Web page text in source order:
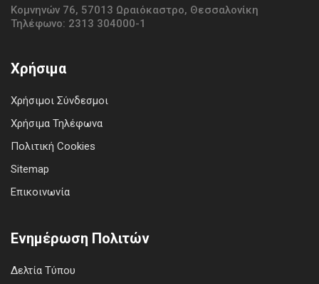
Κομνηνών 76, 57013 Ωραιόκαστρο, Θεσσαλονίκη
Τηλέφωνο: 2313 304000-1
Χρήσιμα
Χρήσιμοι Σύνδεσμοι
Χρήσιμα Τηλέφωνα
Πολιτική Cookies
Sitemap
Επικοινωνία
Ενημέρωση Πολιτών
Δελτία Τύπου